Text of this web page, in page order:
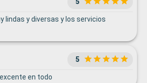
lindas y diversas y los servicios
5
en todo